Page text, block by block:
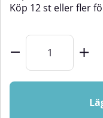
Köp 12 st eller fler